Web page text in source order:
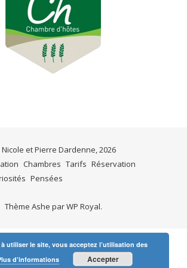
et Pierre Dardenne, 2026
Chambres Tarifs Réservation
Pensées
Thème Ashe parWP Royal.
utiliser le site, vous acceptez l’utilisation des
d’informations Accepter